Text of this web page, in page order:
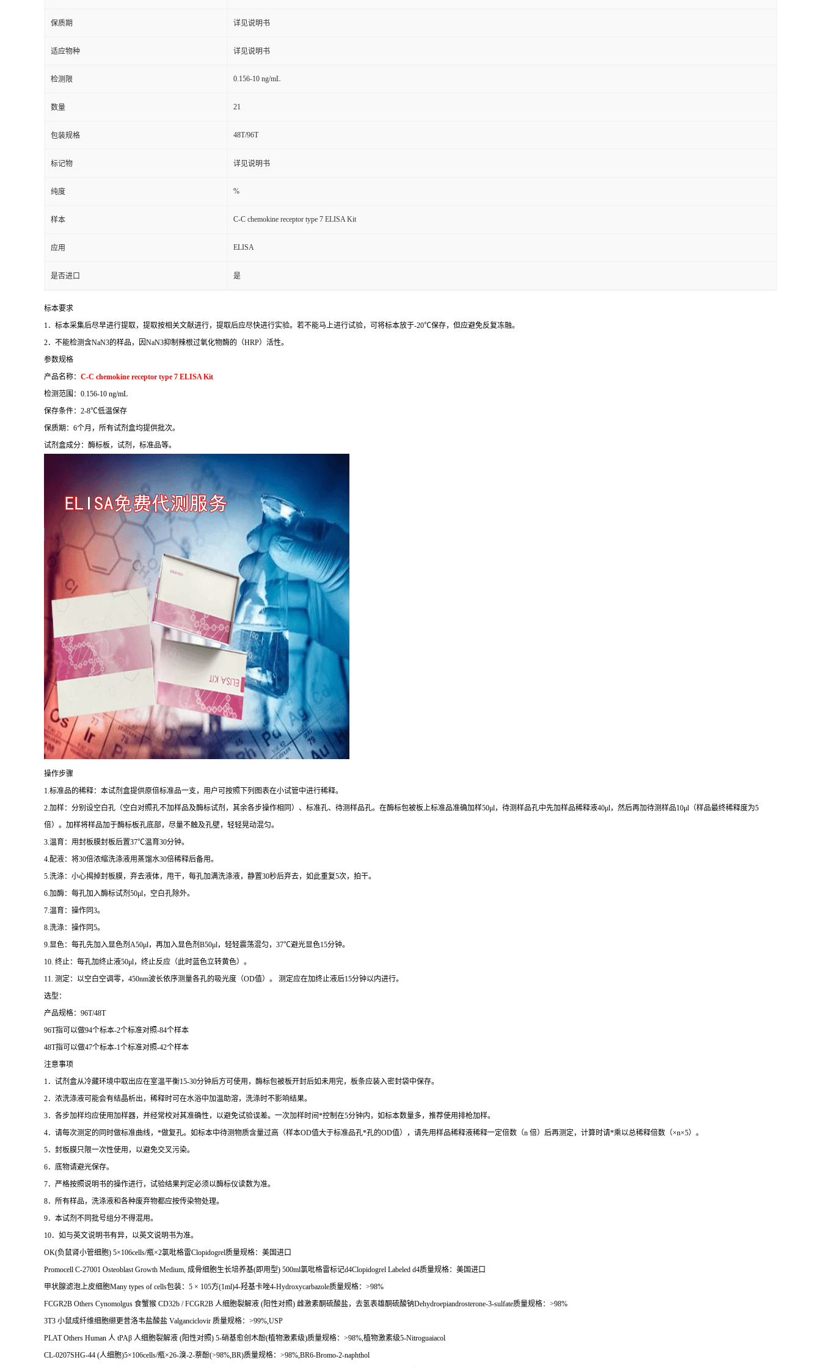
保质期 详见说明书
适应物种 详见说明书
检测限 0.156-10 ng/mL
数量 21
包装规格 48T/96T
标记物 详见说明书
纯度 %
样本 C-C chemokine receptor type 7 ELISA Kit
应用 ELISA
是否进口 是
标本要求
1 ．标本采集后尽早进行提取，提取按相关文献进行，提取后应尽快进行实验。若不能马上进行试验，可将标本放于-20℃保存，但应避免反复冻融。
2．不能检测含NaN3的样品，因NaN3抑制辣根过氧化物酶的（HRP）活性。
参数规格
产品名称： C-C chemokine receptor type 7 ELISA Kit
检测范围： 0.156-10 ng/mL
保存条件： 2-8℃低温保存
保质期： 6个月，所有试剂盒均提供批次。
试剂盒成分：酶标板，试剂，标准品等。
操作步骤
1. 标准品的稀释：本试剂盒提供原倍标准品一支，用户可按照下列图表在小试管中进行稀释。
2. 加样：分别设空白孔（空白对照孔不加样品及酶标试剂，其余各步操作相同）、标准孔、待测样品孔。在酶标包被板上标准品准确加样50μl，待测样品孔中先加样品稀释液40μl，然后再加待测样品10μl （样品最终稀释度为5
倍）。加样将样品加于酶标板孔底部，尽量不触及孔壁，轻轻晃动混匀。
3. 温育：用封板膜封板后置37℃温育30分钟。
4. 配液：将30倍浓缩洗涤液用蒸馏水30倍稀释后备用。
5. 洗涤：小心揭掉封板膜，弃去液体，甩干，每孔加满洗涤液，静置30秒后弃去，如此重复5次，拍干。
6. 加酶：每孔加入酶标试剂 50μl，空白孔除外。
7. 温育：操作同3。
8. 洗涤：操作同5。
9. 显色：每孔先加入显色剂 A50μl，再加入显色剂 B50μl，轻轻震荡混匀， 37℃避光显色15分钟。
10. 终止：每孔加终止液50μl，终止反应（此时蓝色立转黄色）。
11. 测定：以空白空调零， 450nm波长依序测量各孔的吸光度（OD值）。 测定应在加终止液后15分钟以内进行。
选型：
产品规格： 96T/48T
96T指可以做94个标本-2个标准对照-84个样本
48T指可以做47个标本-1个标准对照-42个样本
注意事项
1 ．试剂盒从冷藏环境中取出应在室温平衡15-30分钟后方可使用，酶标包被板开封后如未用完，板条应装入密封袋中保存。
2．浓洗涤液可能会有结晶析出，稀释时可在水浴中加温助溶，洗涤时不影响结果。
3．各步加样均应使用加样器，并经常校对其准确性，以避免试验误差。一次加样时间*控制在5分钟内，如标本数量多，推荐使用排枪加样。
4．请每次测定的同时做标准曲线， *做复孔。如标本中待测物质含量过高（样本OD值大于标准品孔*孔的OD值），请先用样品稀释液稀释一定倍数（n 倍）后再测定，计算时请*乘以总稀释倍数（×n×5）。
5．封板膜只限一次性使用，以避免交叉污染。
6．底物请避光保存。
7．严格按照说明书的操作进行，试验结果判定必须以酶标仪读数为准。
8．所有样品，洗涤液和各种废弃物都应按传染物处理。
9．本试剂不同批号组分不得混用。
10．如与英文说明书有异，以英文说明书为准。
OK(负鼠肾小管细胞) 5×106cells/瓶×2氯吡格雷Clopidogrel质量规格：美国进口
Promocell C-27001 Osteoblast Growth Medium, 成骨细胞生长培养基(即用型) 500ml氯吡格雷标记d4Clopidogrel Labeled d4质量规格：美国进口
甲状腺滤泡上皮细胞Many types of cells包装： 5 × 105方(1ml)4-羟基卡唑4-Hydroxycarbazole质量规格： >98%
FCGR2B Others Cynomolgus 食蟹猴 CD32b / FCGR2B 人细胞裂解液 (阳性对照) 雌激素酮硫酸盐，去氢表雄酮硫酸钠Dehydroepiandrosterone-3-sulfate质量规格： >98%
3T3 小鼠成纤维细胞缬更昔洛韦盐酸盐 Valganciclovir 质量规格： >99%,USP
PLAT Others Human 人 tPAβ 人细胞裂解液 (阳性对照) 5-硝基愈创木酚(植物激素级)质量规格： >98%, 植物激素级5-Nitroguaiacol
CL-0207SHG-44 (人细胞)5×106cells/瓶×26-溴-2-萘酚(>98%,BR)质量规格： >98%,BR6-Bromo-2-naphthol